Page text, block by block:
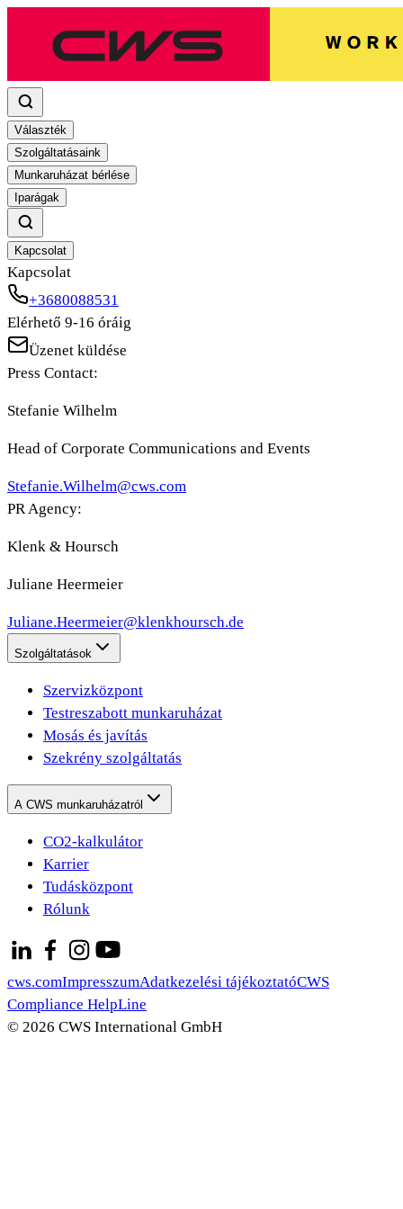
Választék
Szolgáltatásaink
Munkaruházat bérlése
Iparágak
Kapcsolat
Kapcsolat
+3680088531
Elérhető 9-16 óráig
Üzenet küldése
Press Contact:
Stefanie Wilhelm
Head of Corporate Communications and Events
Stefanie.Wilhelm@cws.com
PR Agency:
Klenk & Hoursch
Juliane Heermeier
Juliane.Heermeier@klenkhoursch.de
Szolgáltatások
Szervizközpont
Testreszabott munkaruházat
Mosás és javítás
Szekrény szolgáltatás
A CWS munkaruházatról
CO2-kalkulátor
Karrier
Tudásközpont
Rólunk
cws.comImpresszumAdatkezelési tájékoztatóCWS
Compliance HelpLine
© 2026 CWS International GmbH